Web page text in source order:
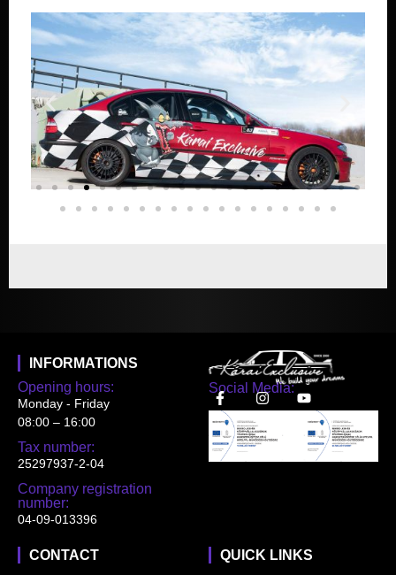
Social Media:
INFORMATIONS
Opening hours:
Monday - Friday
08:00 – 16:00
Tax number:
25297937-2-04
Company registration
number:
04-09-013396
QUICK LINKS
CONTACT